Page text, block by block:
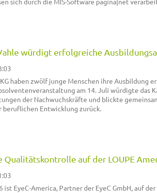
würdigt erfolgreiche
haben zwölf junge Menschen ihre Ausbildung
am 14. Juli würdigte das
der Nachwuchskräfte und blickte
Entwicklung zurück.
Qualitätskontrolle auf der LOUPE
ist EyeC-America, Partner der EyeC GmbH, auf der